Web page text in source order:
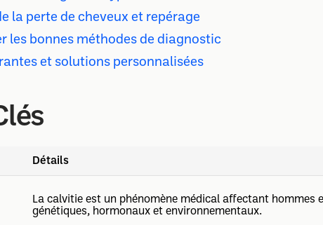
la perte de cheveux et repérage
les bonnes méthodes de diagnostic
et solutions personnalisées
Détails
La calvitie est un phénomène médical affectant hommes
génétiques, hormonaux et environnementaux.